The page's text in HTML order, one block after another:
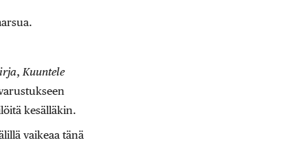
, Kuuntele
kesälläkin.
vaikeaa tänä